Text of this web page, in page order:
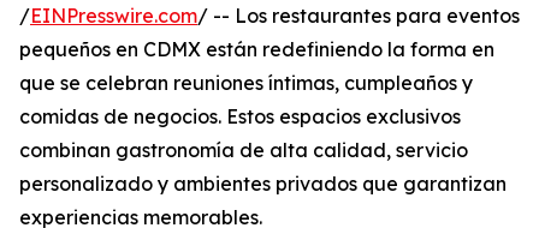
/EINPresswire.com/ -- Los restaurantes para eventos
pequeños en CDMX están redefiniendo la forma en
que se celebran reuniones íntimas, cumpleaños y
comidas de negocios. Estos espacios exclusivos
combinan gastronomía de alta calidad, servicio
personalizado y ambientes privados que garantizan
experiencias memorables.